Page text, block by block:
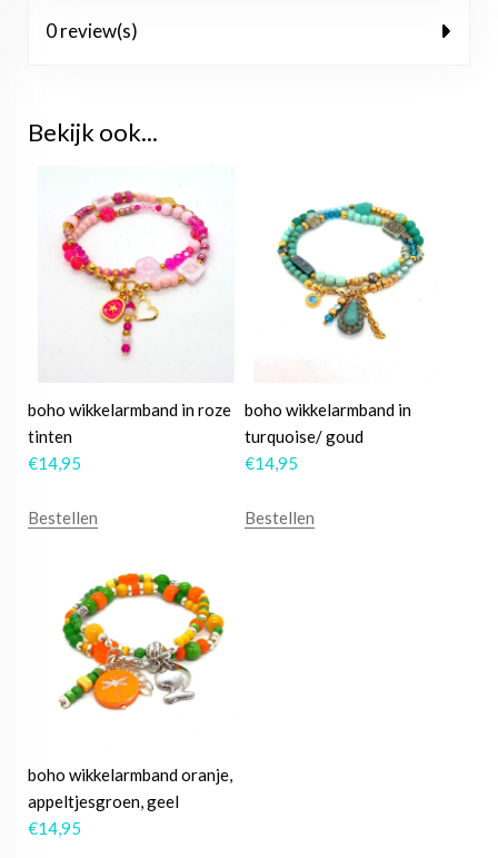
0 review(s)
Bekijk ook...
boho wikkelarmband in roze
tinten
€14,95
Bestellen
boho wikkelarmband in
turquoise/ goud
€14,95
Bestellen
boho wikkelarmband oranje,
appeltjesgroen, geel
€14,95